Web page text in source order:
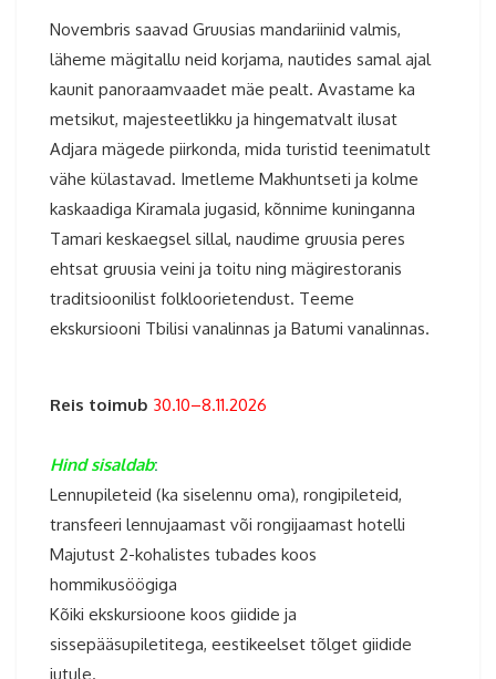
Novembris saavad Gruusias mandariinid valmis,
läheme mägitallu neid korjama, nautides samal ajal
kaunit panoraamvaadet mäe pealt. Avastame ka
metsikut, majesteetlikku ja hingematvalt ilusat
Adjara mägede piirkonda, mida turistid teenimatult
vähe külastavad. Imetleme Makhuntseti ja kolme
kaskaadiga Kiramala jugasid, kõnnime kuninganna
Tamari keskaegsel sillal, naudime gruusia peres
ehtsat gruusia veini ja toitu ning mägirestoranis
traditsioonilist folkloorietendust. Teeme
ekskursiooni Tbilisi vanalinnas ja Batumi vanalinnas.
Reis toimub 30.10–8.11.2026
Hind sisaldab:
Lennupileteid (ka siselennu oma), rongipileteid,
transfeeri lennujaamast või rongijaamast hotelli
Majutust 2-kohalistes tubades koos
hommikusöögiga
Kõiki ekskursioone koos giidide ja
sissepääsupiletitega, eestikeelset tõlget giidide
jutule.